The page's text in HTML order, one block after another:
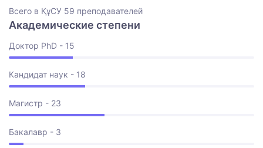
Всего в ҚұСУ 59 преподавателей
Академические степени
Доктор PhD - 15
Кандидат наук - 18
Магистр - 23
Бакалавр - 3